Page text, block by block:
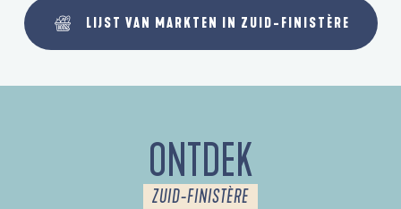
LIJST VAN MARKTEN IN ZUID-FINISTÈRE
ONTDEK
ZUID-FINISTÈRE